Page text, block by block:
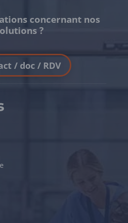
concernant nos
?
/ doc / RDV